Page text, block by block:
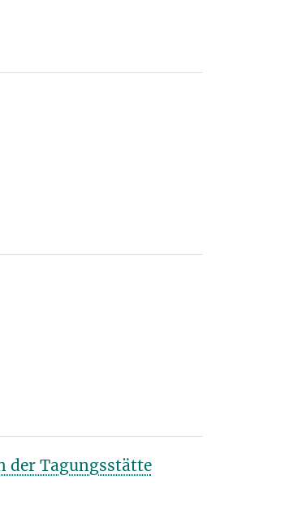
der Tagungsstätte